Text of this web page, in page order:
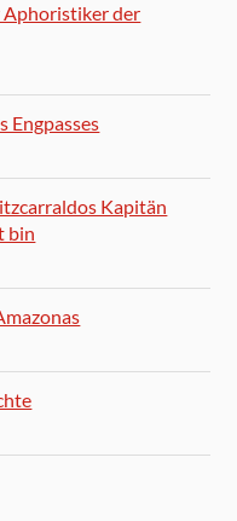
Aphoristiker der
Engpasses
Kapitän
bin